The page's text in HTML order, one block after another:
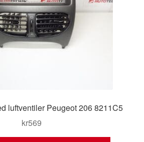
luftventiler Peugeot 206 8211C5
kr569